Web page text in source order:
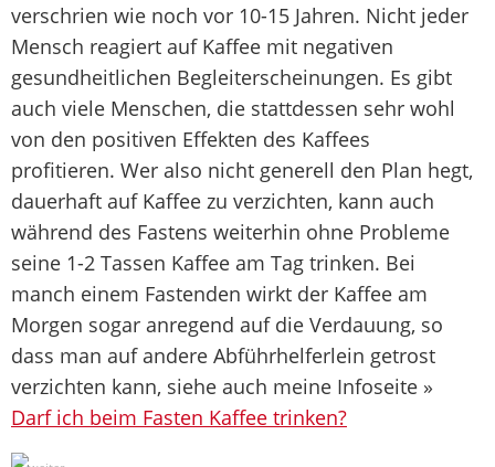
verschrien wie noch vor 10-15 Jahren. Nicht jeder
Mensch reagiert auf Kaffee mit negativen
gesundheitlichen Begleiterscheinungen. Es gibt
auch viele Menschen, die stattdessen sehr wohl
von den positiven Effekten des Kaffees
profitieren. Wer also nicht generell den Plan hegt,
dauerhaft auf Kaffee zu verzichten, kann auch
während des Fastens weiterhin ohne Probleme
seine 1-2 Tassen Kaffee am Tag trinken. Bei
manch einem Fastenden wirkt der Kaffee am
Morgen sogar anregend auf die Verdauung, so
dass man auf andere Abführhelferlein getrost
verzichten kann, siehe auch meine Infoseite »
Darf ich beim Fasten Kaffee trinken?